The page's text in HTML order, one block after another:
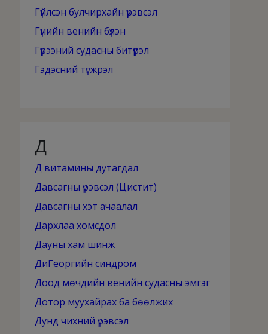
Гүйлсэн булчирхайн үрэвсэл
Гүнийн венийн бүлэн
Гүрээний судасны битүүрэл
Гэдэсний түгжрэл
Д
Д витамины дутагдал
Давсагны үрэвсэл (Цистит)
Давсагны хэт ачаалал
Дархлаа хомсдол
Дауны хам шинж
ДиГеоргийн синдром
Доод мөчдийн венийн судасны эмгэг
Дотор муухайрах ба бөөлжих
Дунд чихний үрэвсэл